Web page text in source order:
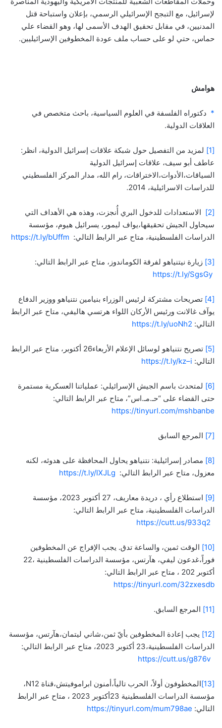
لإسرائيل، مع التبجح الإسرائيلي الرسمي، بإعلان واستباحة قتل
المدنيين، في مقابل تحقيق الهدف الأسمى لها، وهو القضاء علي
حماس، حتي لو على حساب ملف عودة المخطوفين الإسرائيليين.
هوامش
* دكتوراه الفلسفة في العلوم السياسية، باحث متخصص في
العلاقات الدولية.
[1]
لمزيد من التفصيل حول شبكة علاقات إسرائيل الدولية، انظر:
عاطف أبو سيف، علاقات إسرائيل الدولية
السياقات،الأدوات،الاختراقات، رام الله، مدار المركز الفلسطيني
للدراسات الاسرائيلية، 2014.
[2]
الاستعدادات للدخول البري أُنجزت، وهذه هي الأهداف التي
سيحاول الجيش تحقيقها،يواف ليمور، يسرائيل هيوم، مؤسسة
الدراسات الفلسطينية، متاح عبر الرابط التالي: https://t.ly/bUffm
[3]
زيارة نيتنياهو لفرقة الكوماندوز، متاح عبر الرابط التالي:
https://t.ly/SgsGy
[4]
تصريحات مشتركة لرئيس الوزراء بنيامين نتنياهو ووزير الدفاع
يوآف غالانت ورئيس الأركان اللواء هرتسي هاليفي، متاح عبر الرابط
التالي: https://t.ly/uoNh2
[5]
تصريح نتنياهو لوسائل الإعلام الأربعاء26 أكتوبر، متاح عبر الرابط
التالي: https://t.ly/kz–i
[6]
لمتحدث باسم الجيش الإسرائيلي: عملياتنا العسكرية مستمرة
حتى القضاء على “حـ.مـ.اس”، متاح عبر الرابط التالي:
https://tinyurl.com/mshbanbe
[7] المرجع السابق
[8]
مصادر إسرائيلية: نتنياهو يحاول المحافظة على هدوئه، لكنه
معزول، متاح عبر الرابط التالي: https://t.ly/IXJLg
[9]
استطلاع رأي ، دريدة معاريف، 27 أكتوبر 2023، مؤسسة
الدراسات الفلسطينية، متاح عبر الرابط التالي:
https://cutt.us/933q2
[10]
الوقت ثمين، والساعة تدق. يجب الإفراج عن المخطوفين
فوراً،غدعون ليفي، هآرتس، مؤسسة الدراسات الفلسطينية ،22
أكتوبر 202 ، متاح عبر الرابط التالي:
https://tinyurl.com/32zxesdb
[11] المرجع السابق.
[12]
يجب إعادة المخطوفين بأيّ ثمن،شاني ليتمان،هآرتس، مؤسسة
الدراسات الفلسطينية،23 أكتوبر 2023، متاح عبر الرابط التالي:
https://cutt.us/g876v
[13]
المخطوفون أولاً، الحرب تالياً،أمنون ابراموفيتش،قناة N12،
مؤسسة الدراسات الفلسطينية 23أكتوبر 2023 ، متاح عبر الرابط
التالي: https://tinyurl.com/mum798ae